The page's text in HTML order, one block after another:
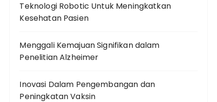
Teknologi Robotic Untuk Meningkatkan
Kesehatan Pasien
Menggali Kemajuan Signifikan dalam
Penelitian Alzheimer
Inovasi Dalam Pengembangan dan
Peningkatan Vaksin